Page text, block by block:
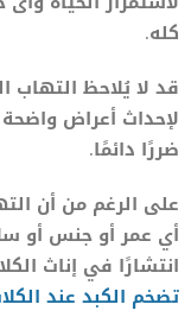
كله.
قد لا يُلاحظ
لإحداث أعراض
ضررًا دائمًا.
على الرغم من أن
أي عمر أو جنس أو
انتشارًا في إناث
تضخم الكبد عند